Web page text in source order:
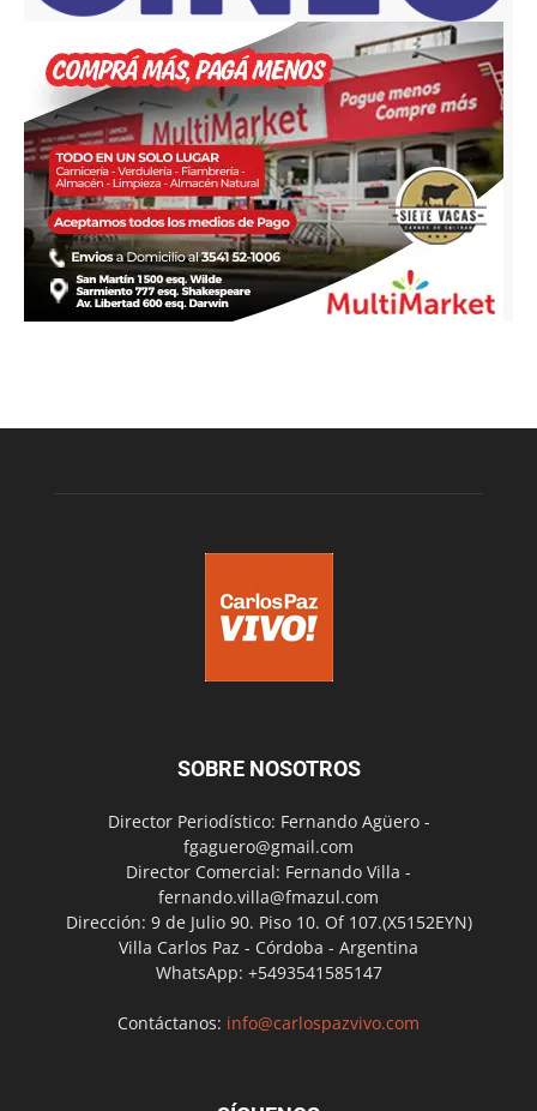
SOBRE NOSOTROS
Director Periodístico: Fernando Agüero -
fgaguero@gmail.com
Director Comercial: Fernando Villa -
fernando.villa@fmazul.com
Dirección: 9 de Julio 90. Piso 10. Of 107.(X5152EYN)
Villa Carlos Paz - Córdoba - Argentina
WhatsApp: +5493541585147
Contáctanos: info@carlospazvivo.com